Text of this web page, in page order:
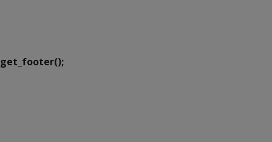
get_footer();